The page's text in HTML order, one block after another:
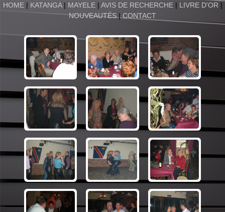
HOME | KATANGA| MAYELE| AVIS DE RECHERCHE| LIVRE D'OR |
NOUVEAUTÉS| CONTACT